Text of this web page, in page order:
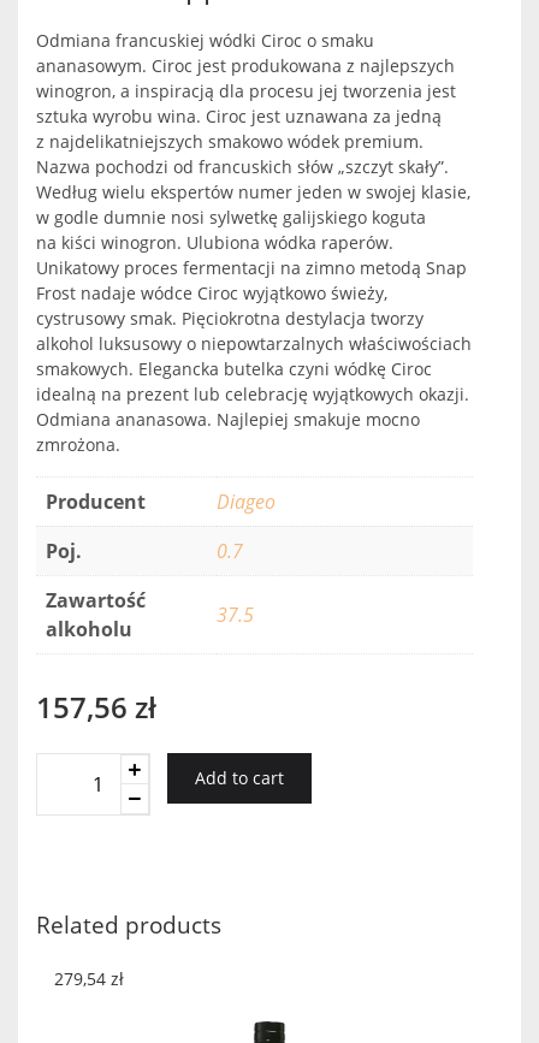
Odmiana francuskiej wódki Ciroc o smaku
ananasowym. Ciroc jest produkowana z najlepszych
winogron, a inspiracją dla procesu jej tworzenia jest
sztuka wyrobu wina. Ciroc jest uznawana za jedną
z najdelikatniejszych smakowo wódek premium.
Nazwa pochodzi od francuskich słów „szczyt skały”.
Według wielu ekspertów numer jeden w swojej klasie,
w godle dumnie nosi sylwetkę galijskiego koguta
na kiści winogron. Ulubiona wódka raperów.
Unikatowy proces fermentacji na zimno metodą Snap
Frost nadaje wódce Ciroc wyjątkowo świeży,
cystrusowy smak. Pięciokrotna destylacja tworzy
alkohol luksusowy o niepowtarzalnych właściwościach
smakowych. Elegancka butelka czyni wódkę Ciroc
idealną na prezent lub celebrację wyjątkowych okazji.
Odmiana ananasowa. Najlepiej smakuje mocno
zmrożona.
Producent
Diageo
Poj.
0.7
Zawartość
alkoholu
37.5
157,56 zł
Pineapple
Add to cart
Related products
279,54 zł